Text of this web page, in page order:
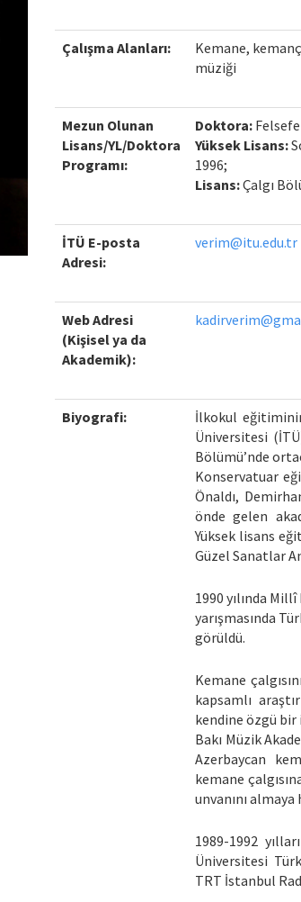
Çalışma Alanları:
Kemane,
müziği
Mezun Olunan
Lisans/YL/Doktora
Programı:
Doktora:
Yüksek Lisans:
1996;
Lisans:Çalgı
İTÜ E-posta
Adresi:
verim@itu.edu.tr
Web Adresi
(Kişisel ya da
Akademik):
Biyografi:
İlkokul
Üniversitesi
Bölümü’nde
Konservatuar
Önaldı,
önde gelen
Yüksek lisans
Güzel Sanatlar
1990 yılında
yarışmasında
görüldü.
Kemane
kapsamlı
kendine özgü bir
Bakı Müzik
Azerbaycan
kemane
unvanını almaya
1989-1992
Üniversitesi
TRT İstanbul